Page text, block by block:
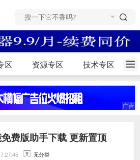
区 资源专区 技术专区
费版助手下载 更新置顶
无分类